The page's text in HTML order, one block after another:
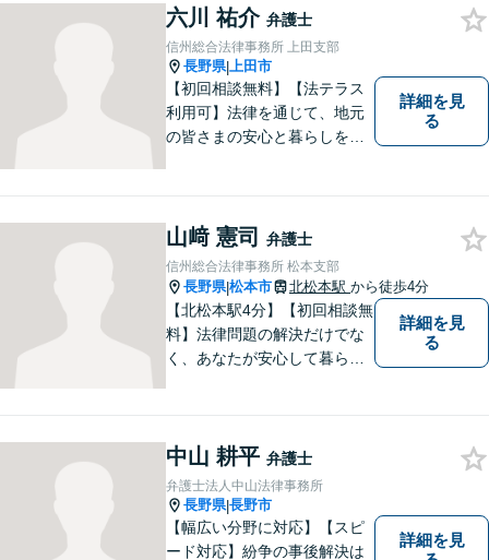
六川 祐介 弁護士
信州総合法律事務所 上田支部
長野県|上田市
【初回相談無料】【法テラス
利用可】法律を通じて、地元
の皆さまの安心と暮らしを全
さい。どのようなご相談でも
真摯に向き合い、解決まで全
力で伴走します。【地域密着
型の法律事務所】
詳細を見
る
山﨑 憲司 弁護士
信州総合法律事務所 松本支部
長野県|松本市 北松本駅 から徒歩4分
【北松本駅4分】【初回相談無
料】法律問題の解決だけでな
く、あなたが安心して暮らせ
せください。お気持ちに寄り
添い、より良い選択ができる
よう全力を尽くします。【法
テラス利用可】
詳細を見
る
中山 耕平 弁護士
弁護士法人中山法律事務所
長野県|長野市
【幅広い分野に対応】【スピ
ード対応】紛争の事後解決は
詳細を見